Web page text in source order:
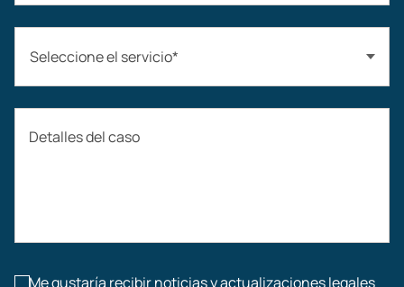
Seleccione el servicio*
Accidentes automovilísticos
Lesiones laborales
Detalles del caso
Me gustaría recibir noticias y actualizaciones legales